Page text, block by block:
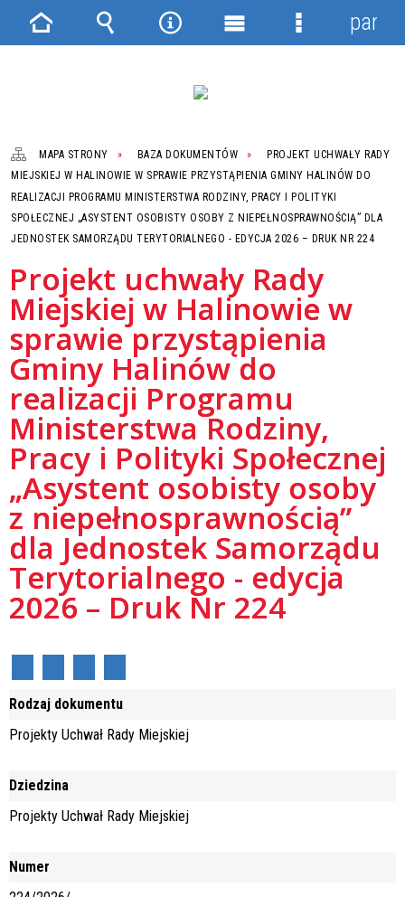
MAPA STRONY BAZA DOKUMENTÓW
PROJEKT UCHWAŁY RADY
MIEJSKIEJ W HALINOWIE W SPRAWIE PRZYSTĄPIENIA GMINY HALINÓW DO
REALIZACJI PROGRAMU MINISTERSTWA RODZINY, PRACY I POLITYKI
SPOŁECZNEJ „ASYSTENT OSOBISTY OSOBY Z NIEPEŁNOSPRAWNOŚCIĄ” DLA
JEDNOSTEK SAMORZĄDU TERYTORIALNEGO - EDYCJA 2026 – DRUK NR 224
Projekt uchwały Rady
Miejskiej w Halinowie w
sprawie przystąpienia
Gminy Halinów do
realizacji Programu
Ministerstwa Rodziny,
Pracy i Polityki Społecznej
„Asystent osobisty osoby
z niepełnosprawnością”
dla Jednostek Samorządu
Terytorialnego - edycja
2026 – Druk Nr 224
Rodzaj dokumentu
Projekty Uchwał Rady Miejskiej
Dziedzina
Projekty Uchwał Rady Miejskiej
Numer
Strona Wyszukiwarka
NarzędziaMenu
Menu
panel